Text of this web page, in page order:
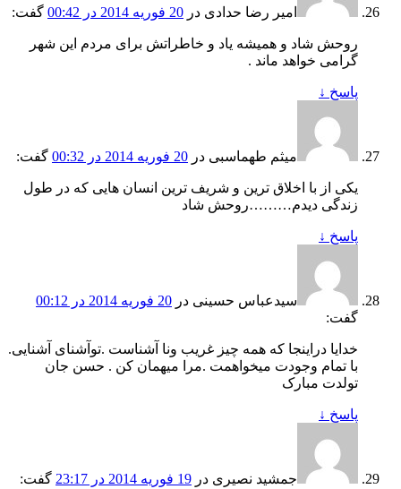
امیر رضا حدادی در 20 فوریه 2014 در 00:42 گفت:
روحش شاد و همیشه یاد و خاطراتش برای مردم این شهر
گرامی خواهد ماند .
پاسخ ↓
میثم طهماسبی در 20 فوریه 2014 در 00:32 گفت:
یکی از با اخلاق ترین و شریف ترین انسان هایی که در طول
زندگی دیدم………روحش شاد
پاسخ ↓
سیدعباس حسینی در 20 فوریه 2014 در 00:12
گفت:
خدایا دراینجا که همه چیز غریب ونا آشناست .توآشنای آشنایی.
با تمام وجودت میخواهمت .مرا میهمان کن . حسن جان
تولدت مبارک
پاسخ ↓
جمشید نصیری در 19 فوریه 2014 در 23:17 گفت: